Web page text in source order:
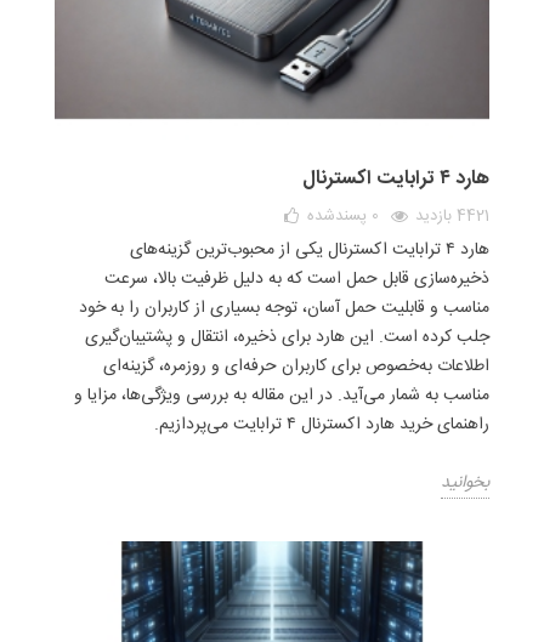
هارد ۴ ترابایت اکسترنال
4421 بازدید 0 پسندشده
هارد ۴ ترابایت اکسترنال یکی از محبوب‌ترین گزینه‌های
ذخیره‌سازی قابل حمل است که به دلیل ظرفیت بالا، سرعت
مناسب و قابلیت حمل آسان، توجه بسیاری از کاربران را به خود
جلب کرده است. این هارد برای ذخیره، انتقال و پشتیبان‌گیری
اطلاعات به‌خصوص برای کاربران حرفه‌ای و روزمره، گزینه‌ای
مناسب به شمار می‌آید. در این مقاله به بررسی ویژگی‌ها، مزایا و
راهنمای خرید هارد اکسترنال ۴ ترابایت می‌پردازیم.
بخوانید